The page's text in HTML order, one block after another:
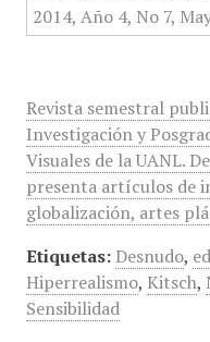
Revista semestral
Investigación y
Visuales de la UANL.
presenta artículos de
globalización, artes
Etiquetas: Desnudo,
Hiperrealismo, Kitsch,
Sensibilidad